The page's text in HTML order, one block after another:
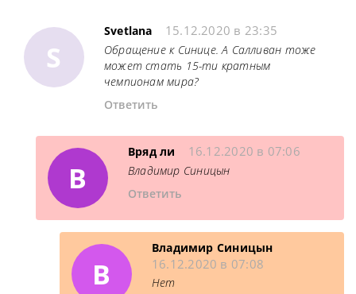
S
Svetlana 15.12.2020 в 23:35
Обращение к Синице. А Салливан тоже
может стать 15-ти кратным
чемпионам мира?
Ответить
В
Вряд ли 16.12.2020 в 07:06
Владимир Синицын
Ответить
В
Владимир Синицын
16.12.2020 в 07:08
Нет